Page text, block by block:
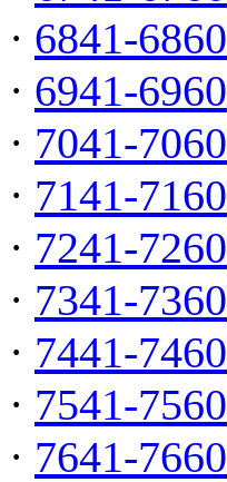
· 6841-6860
· 6941-6960
· 7041-7060
· 7141-7160
· 7241-7260
· 7341-7360
· 7441-7460
· 7541-7560
· 7641-7660